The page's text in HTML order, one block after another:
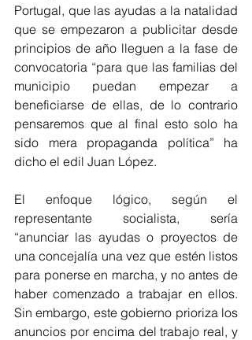
Portugal, que las ayudas a la natalidad
que se empezaron a publicitar desde
principios de año lleguen a la fase de
convocatoria “para que las familias del
municipio puedan empezar a
beneficiarse de ellas, de lo contrario
pensaremos que al final esto solo ha
sido mera propaganda política” ha
dicho el edil Juan López.
El enfoque lógico, según el
representante socialista, sería
“anunciar las ayudas o proyectos de
una concejalía una vez que estén listos
para ponerse en marcha, y no antes de
haber comenzado a trabajar en ellos.
Sin embargo, este gobierno prioriza los
anuncios por encima del trabajo real, y